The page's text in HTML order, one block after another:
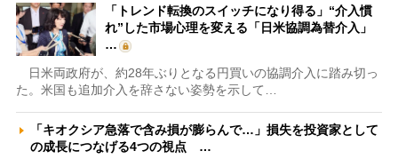
「トレンド転換のスイッチになり得る」“介入慣
れ”した市場心理を変える「日米協調為替介入」
…
日米両政府が、約28年ぶりとなる円買いの協調介入に踏み切っ
た。米国も追加介入を辞さない姿勢を示して…
「キオクシア急落で含み損が膨らんで…」損失を投資家として
の成長につなげる4つの視点 …